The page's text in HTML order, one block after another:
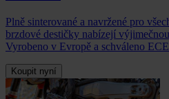
Plně sinterované a navržené pro
brzdové destičky nabízejí
Vyrobeno v Evropě a schváleno
Koupit nyní